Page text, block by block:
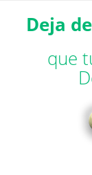
Deja
que